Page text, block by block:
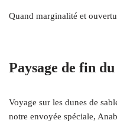
Quand marginalité et
Paysage de fin
Voyage sur les dunes de
notre envoyée spéciale,